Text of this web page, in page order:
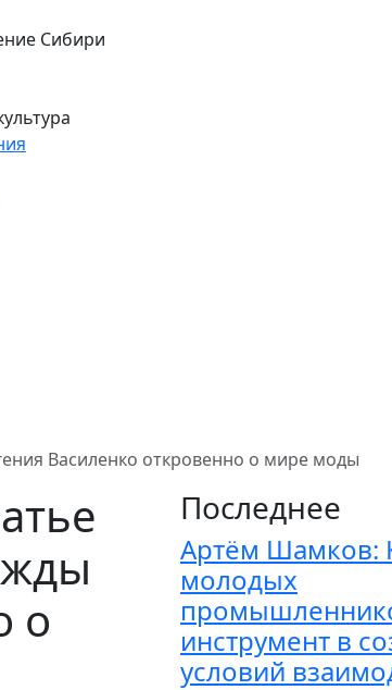
Сибири
Василенко откровенно о мире моды
о
Последнее
Артём Шамков:
молодых
инструмент в
условий